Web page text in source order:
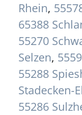
Rhein,
65388
55270
Selzen,
55288
Stadecken-
55286